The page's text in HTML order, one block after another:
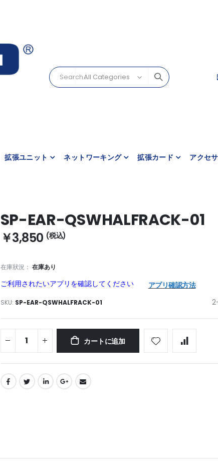
拡張ユニット ネットワーキング 拡張カード アクセ
SP-EAR-QSWHALFRACK-01
￥3,850
在庫狀況： 在庫あり
ご利用されたいアプリを確認してください アプリ確認方法
SKU SP-EAR-QSWHALFRACK-01
カートに追加